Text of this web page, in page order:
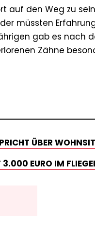
den Weg zu
müssten
gab es nach
Zähne
ÜBER
EURO IM